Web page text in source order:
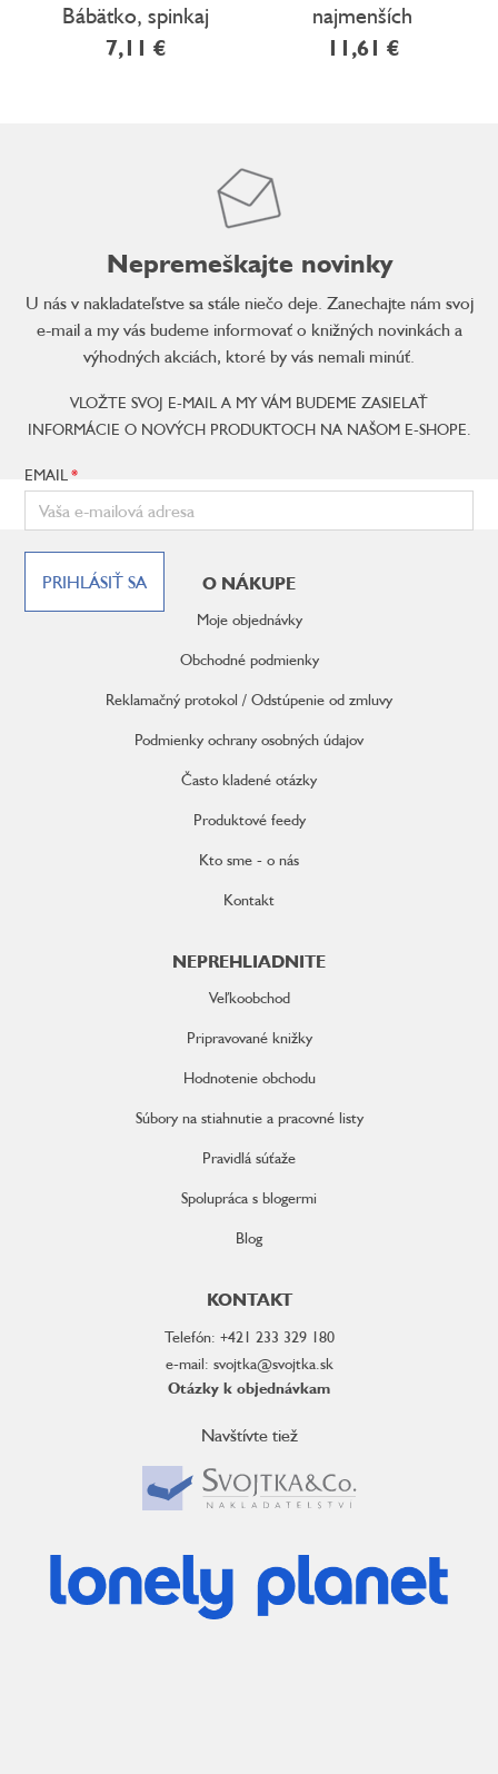
Bábätko, spinkaj
7,11 €
najmenších
Maznáčikovia
11,61 €
Nepremeškajte novinky
U nás v nakladateľstve sa stále niečo deje. Zanechajte nám svoj
e-mail a my vás budeme informovať o knižných novinkách a
výhodných akciách, ktoré by vás nemali minúť.
VLOŽTE SVOJ E-MAIL A MY VÁM BUDEME ZASIELAŤ
INFORMÁCIE O NOVÝCH PRODUKTOCH NA NAŠOM E-SHOPE.
EMAIL
PRIHLÁSIŤ SA O NÁKUPE
Moje objednávky
Obchodné podmienky
Reklamačný protokol / Odstúpenie od zmluvy
Podmienky ochrany osobných údajov
Často kladené otázky
Produktové feedy
Kto sme - o nás
Kontakt
NEPREHLIADNITE
Veľkoobchod
Pripravované knižky
Hodnotenie obchodu
Súbory na stiahnutie a pracovné listy
Pravidlá súťaže
Spolupráca s blogermi
Blog
KONTAKT
Telefón: +421 233 329 180
e-mail: svojtka@svojtka.sk
Otázky k objednávkam
Navštívte tiež